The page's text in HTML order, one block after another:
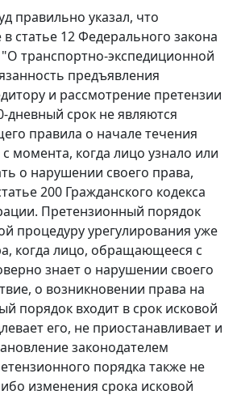
правильно указал, что
в статье 12Федерального закона
"О транспортно-экспедиционной
предъявления
и рассмотрение претензии
дневный срок не являются
правила о начале течения
момента, когда лицо узнало или
о нарушении своего права,
200 Гражданского кодекса
Претензионный порядок
процедуру урегулирования уже
когда лицо, обращающееся с
знает о нарушении своего
о возникновении права на
порядок входит в срок исковой
его, не приостанавливает и
законодателем
порядка также не
изменения срока исковой